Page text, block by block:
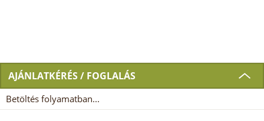
AJÁNLATKÉRÉS / FOGLALÁS
Betöltés folyamatban...